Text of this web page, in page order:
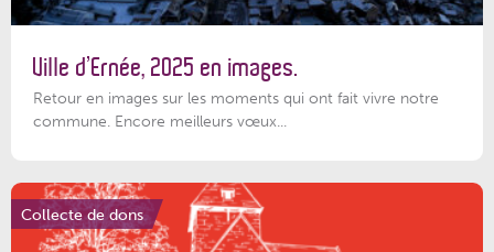
Ville d’Ernée, 2025 en images.
Retour en images sur les moments qui ont fait vivre notre
commune. Encore meilleurs vœux...
Collecte de dons